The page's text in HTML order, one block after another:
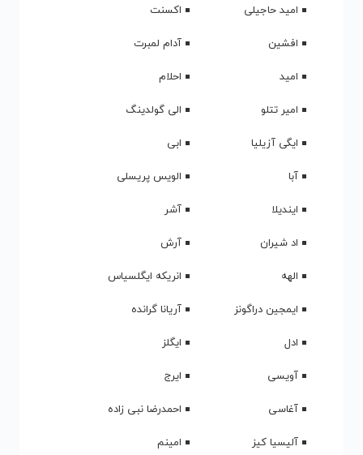
امید حاجیلی
اکسنت
افشین
آدام لمبرت
امید
احلام
امیر تتلو
الی گولدینگ
ایگی آزیلیا
ابی
آبا
الویس پریسلی
ایندیلا
آشر
اد شیران
آرش
الهه
انریکه ایگلسیاس
ایمجین دراگونز
آریانا گرانده
ادل
ایگلز
آویسی
ایرج
آغاسی
احمدرضا نبی زاده
آلیسیا کیز
امینم